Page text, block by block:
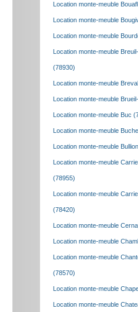
Location monte-meuble
Location monte-meuble
Location monte-meuble
Location monte-meuble
(78930)
Location monte-meuble
Location monte-meuble
Location monte-meuble Buc
Location monte-meuble
Location monte-meuble
Location monte-meuble
(78955)
Location monte-meuble
(78420)
Location monte-meuble
Location monte-meuble
Location monte-meuble
(78570)
Location monte-meuble
Location monte-meuble